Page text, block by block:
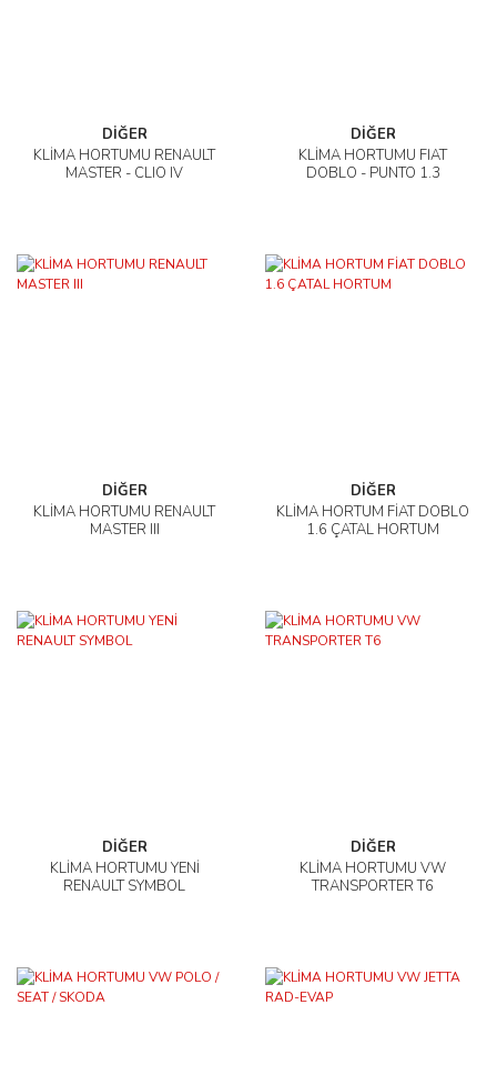
DİĞER
KLİMA HORTUMU RENAULT
MASTER - CLIO IV
DİĞER
KLİMA HORTUMU FIAT
DOBLO - PUNTO 1.3
DİĞER
KLİMA HORTUMU RENAULT
MASTER III
DİĞER
KLİMA HORTUM FİAT DOBLO
1.6 ÇATAL HORTUM
DİĞER
KLİMA HORTUMU YENİ
RENAULT SYMBOL
DİĞER
KLİMA HORTUMU VW
TRANSPORTER T6